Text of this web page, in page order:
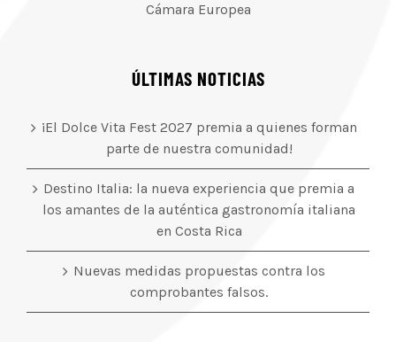
Cámara Europea
ÚLTIMAS NOTICIAS
¡El Dolce Vita Fest 2027 premia a quienes forman
parte de nuestra comunidad!
Destino Italia: la nueva experiencia que premia a
los amantes de la auténtica gastronomía italiana
en Costa Rica
Nuevas medidas propuestas contra los
comprobantes falsos.